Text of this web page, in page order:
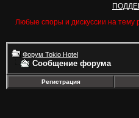
Любые споры и дискуссии на тему
Форум Tokio Hotel
Сообщение форума
Регистрация